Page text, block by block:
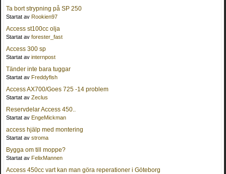
Ta bort strypning på SP 250
Startat av Rookien97
Access st100cc olja
Startat av forester_fast
Access 300 sp
Startat av internpost
Tänder inte bara tuggar
Startat av Freddyfish
Access AX700/Goes 725 -14 problem
Startat av Zeclus
Reservdelar Access 450..
Startat av EngeMickman
access hjälp med montering
Startat av stroma
Bygga om till moppe?
Startat av FelixMannen
Access 450cc vart kan man göra reperationer i Göteborg